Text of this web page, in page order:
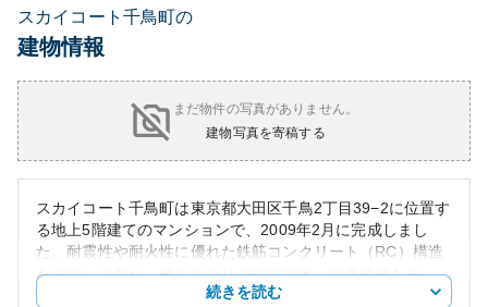
スカイコート千鳥町の
建物情報
まだ物件の写真がありません。
建物写真を寄稿する
スカイコート千鳥町は東京都大田区千鳥2丁目39−2に位置す
る地上5階建てのマンションで、2009年2月に完成しまし
た。耐震性や耐火性に優れた鉄筋コンクリート（RC）構造
を採用しており、堅牢な造りが特徴です。資産価値も高
く、都内でのアクセスの良さから賃貸需要も見込め、資産
続きを読む